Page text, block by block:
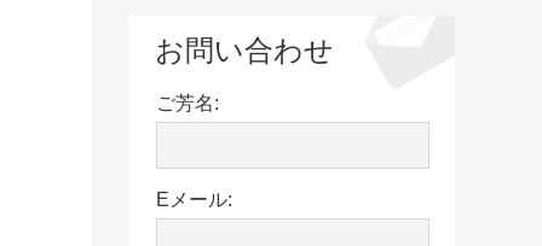
お問い合わせ
ご芳名:
Eメール: